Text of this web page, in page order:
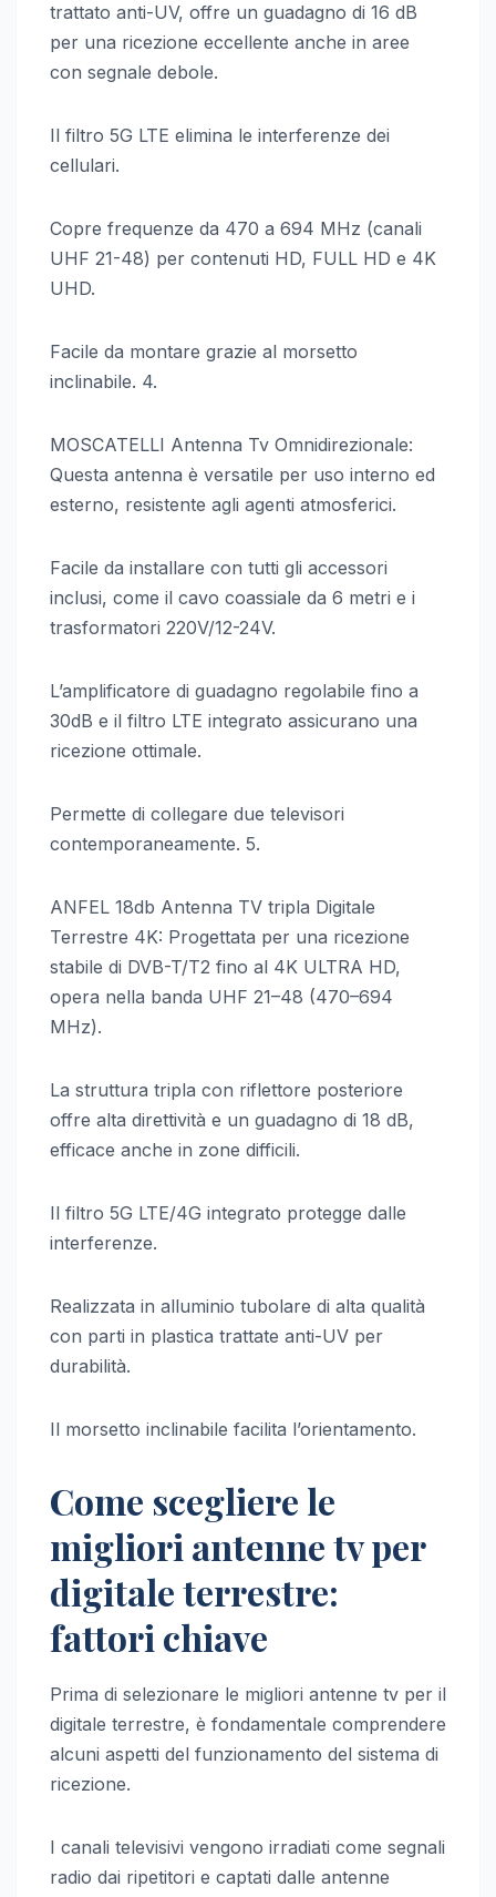
trattato anti-UV, offre un guadagno di 16 dB
per una ricezione eccellente anche in aree
con segnale debole.
Il filtro 5G LTE elimina le interferenze dei
cellulari.
Copre frequenze da 470 a 694 MHz (canali
UHF 21-48) per contenuti HD, FULL HD e 4K
UHD.
Facile da montare grazie al morsetto
inclinabile. 4.
MOSCATELLI Antenna Tv Omnidirezionale:
Questa antenna è versatile per uso interno ed
esterno, resistente agli agenti atmosferici.
Facile da installare con tutti gli accessori
inclusi, come il cavo coassiale da 6 metri e i
trasformatori 220V/12-24V.
L’amplificatore di guadagno regolabile fino a
30dB e il filtro LTE integrato assicurano una
ricezione ottimale.
Permette di collegare due televisori
contemporaneamente. 5.
ANFEL 18db Antenna TV tripla Digitale
Terrestre 4K: Progettata per una ricezione
stabile di DVB-T/T2 fino al 4K ULTRA HD,
opera nella banda UHF 21–48 (470–694
MHz).
La struttura tripla con riflettore posteriore
offre alta direttività e un guadagno di 18 dB,
efficace anche in zone difficili.
Il filtro 5G LTE/4G integrato protegge dalle
interferenze.
Realizzata in alluminio tubolare di alta qualità
con parti in plastica trattate anti-UV per
durabilità.
Il morsetto inclinabile facilita l’orientamento.
Come scegliere le
migliori antenne tv per
digitale terrestre:
fattori chiave
Prima di selezionare le migliori antenne tv per il
digitale terrestre, è fondamentale comprendere
alcuni aspetti del funzionamento del sistema di
ricezione.
I canali televisivi vengono irradiati come segnali
radio dai ripetitori e captati dalle antenne